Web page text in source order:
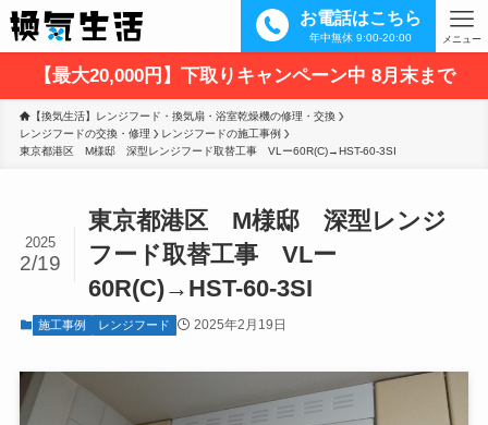
お電話はこちら
年中無休 9:00-20:00 メニュー
【最大20,000円】下取りキャンペーン中 8月末まで
【換気生活】レンジフード・換気扇・浴室乾燥機の修理・交換
レンジフードの交換・修理
レンジフードの施工事例
東京都港区　M様邸　深型レンジフード取替工事　VLー60R(C)→HST-60-3SI
東京都港区 M様邸 深型レンジ
フード取替工事 VLー
60R(C)→HST-60-3SI
2025
2/19
施工事例 レンジフード 2025年2月19日